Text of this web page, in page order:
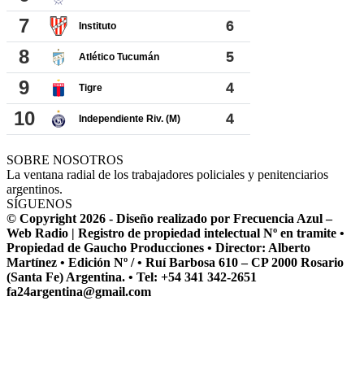
SOBRE NOSOTROS
La ventana radial de los trabajadores policiales y penitenciarios
argentinos.
SÍGUENOS
© Copyright 2026 - Diseño realizado por Frecuencia Azul –
Web Radio | Registro de propiedad intelectual Nº en tramite •
Propiedad de Gaucho Producciones • Director: Alberto
Martínez • Edición Nº / • Ruí Barbosa 610 – CP 2000 Rosario
(Santa Fe) Argentina. • Tel: +54 341 342-2651
fa24argentina@gmail.com